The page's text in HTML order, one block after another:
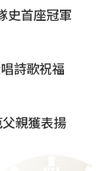
史首座冠軍
詩歌祝福
親獲表揚